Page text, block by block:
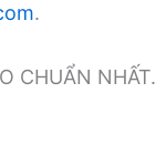
.
CHUẨN NHẤT.